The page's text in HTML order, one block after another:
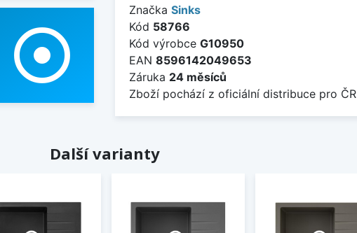
adjust
Značka Sinks
Kód 58766
Kód výrobce G10950
EAN 8596142049653
Záruka 24 měsíců
Zboží pochází z oficiální distribuce pro ČR
Další varianty